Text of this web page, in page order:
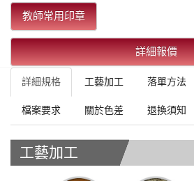
教師常用印章
詳細報價
詳細規格 工藝加工 落單方法
檔案要求 關於色差 退換須知
工藝加工